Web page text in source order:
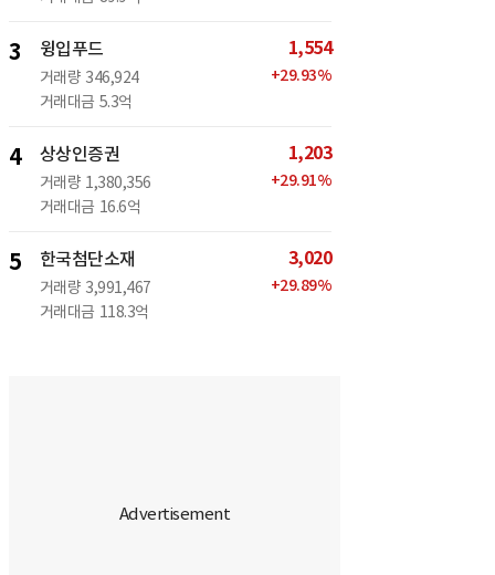
3 윙입푸드
거래량 346,924
거래대금 5.3억
1,554
+29.93%
4 상상인증권
거래량 1,380,356
거래대금 16.6억
1,203
+29.91%
5 한국첨단소재
거래량 3,991,467
거래대금 118.3억
3,020
+29.89%